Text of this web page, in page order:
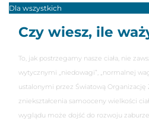
Dla wszystkich
Czy wiesz, ile
To, jak postrzegamy nasze ciała, nie
wytycznymi „niedowagi”, „normalnej
ustalonymi przez Światową Organizację
zniekształcenia samooceny wielkości
wyglądu może dojść do rozwoju